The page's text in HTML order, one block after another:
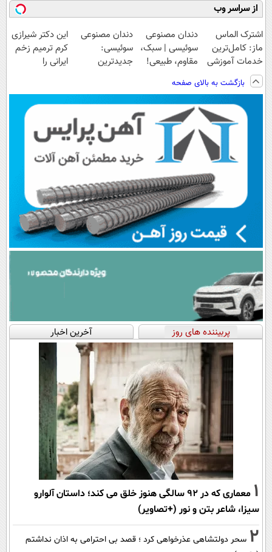
از سراسر وب
اشترک الماس
ماز: کامل‌ترین
خدمات آموزشی
برای کنکوری‌ها
دندان مصنوعی
سوئیسی | سبک،
مقاوم، طبیعی!
رایگان+پرداخت
اقساطی😍
دندان مصنوعی
سوئیسی:
جدیدترین
پرداخت قسطی
این دکتر شیرازی
کرم ترمیم زخم
ایرانی را
بازگشت به بالای صفحه
پربیننده های روز آخرین اخبار
1
معماری که در 92 سالگی هنوز خلق می کند؛ داستان آلوارو
سیزا، شاعر بتن و نور (+تصاویر)
2 سحر دولتشاهی عذرخواهی کرد ؛ قصد بی احترامی به اذان نداشتم